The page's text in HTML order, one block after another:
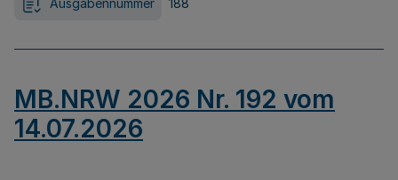
MB.NRW 2026 Nr. 192 vom
14.07.2026